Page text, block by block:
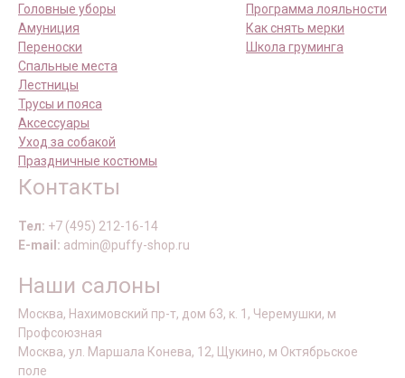
Головные уборы
Амуниция
Переноски
Спальные места
Лестницы
Трусы и пояса
Аксессуары
Уход за собакой
Праздничные костюмы
Программа лояльности
Как снять мерки
Школа груминга
Контакты
Тел: +7 (495) 212-16-14
E-mail: admin@puffy-shop.ru
Наши салоны
Москва, Нахимовский пр-т, дом 63, к. 1, Черемушки, м
Профсоюзная
Москва, ул. Маршала Конева, 12, Щукино, м Октябрьское
поле